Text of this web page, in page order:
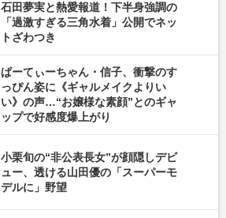
石田夢実と熱愛報道！下半身強調の
「過激すぎる三角水着」公開でネッ
トざわつき
ぱーてぃーちゃん・信子、衝撃のす
っぴん姿に《ギャルメイクよりい
い》の声…“お嬢様な素顔”とのギャ
ップで好感度爆上がり
小栗旬の“非公表長女”が顔隠しデビ
ュー、透ける山田優の「スーパーモ
デルに」野望